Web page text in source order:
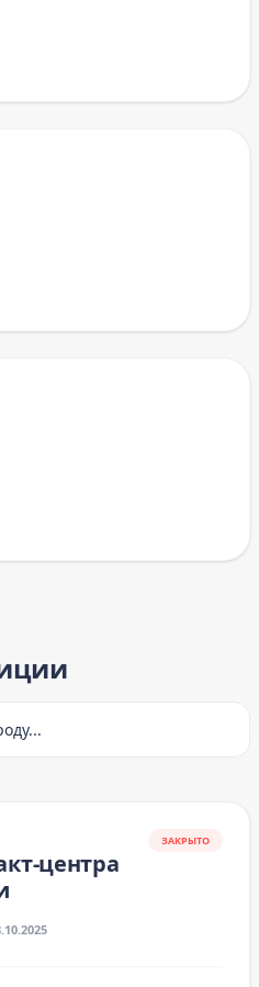
ЗАКРЫТО
центра